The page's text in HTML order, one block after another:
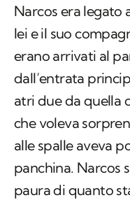
Narcos era legato
lei e il suo
erano arrivati al
dall’entrata
atri due da quella
che voleva
alle spalle aveva
panchina. Narcos
paura di quanto